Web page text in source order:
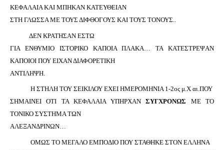
ΚΕΦΑΛΑΙΑ ΚΑΙ ΜΠΗΚΑΝ ΚΑΤΕΥΘΕΙΑΝ
ΣΤΗ ΓΛΩΣΣΑ ΜΕ ΤΟΥΣ ΔΙΦΘΟΓΟΥΣ ΚΑΙ ΤΟΥΣ ΤΟΝΟΥΣ..
ΔΕΝ ΚΡΑΤΗΣΑΝ ΕΣΤΩ
ΓΙΑ ΕΝΘΥΜΙΟ ΙΣΤΟΡΙΚΟ ΚΑΠΟΙΑ ΠΛΑΚΑ… ΤΑ ΚΑΤΕΣΤΡΕΨΑΝ
ΚΑΠΟΙΟΙ ΠΟΥ ΕΙΧΑΝ ΔΙΑΦΟΡΕΤΙΚΗ
ΑΝΤΙΛΗΨΗ.
Η ΣΤΗΛΗ ΤΟΥ ΣΕΙΚΙΛΟΥ ΕΧΕΙ ΗΜΕΡΟΜΗΝΙΑ 1-2ος μ.Χ αι.ΠΟΥ
ΣΗΜΑΙΝΕΙ ΟΤΙ ΤΑ ΚΕΦΑΛΑΙΑ ΥΠΗΡΧΑΝΣΥΓΧΡΟΝΩΣ ΜΕ ΤΟ
ΤΟΝΙΚΟ ΣΥΣΤΗΜΑ ΤΩΝ
ΑΛΕΞΑΝΔΡΙΝΩΝ…
ΟΜΩΣ ΤΟ ΜΕΓΑΛΟ ΕΜΠΟΔΙΟ ΠΟΥ ΣΤΑΘΗΚΕ ΣΤΟΝ ΕΛΛΗΝΑ